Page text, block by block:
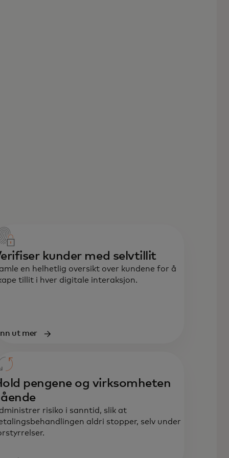
kunder med selvtillit
en helhetlig oversikt over kundene for å
tillit i hver digitale interaksjon.
ut mer
pengene og virksomheten
risiko i sanntid, slik at
aldri stopper, selv under